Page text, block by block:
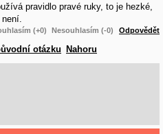
pravidlo pravé ruky, to je hezké,
(+0) Nesouhlasím (-0) Odpovědět
otázku Nahoru